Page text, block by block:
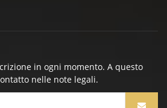
in ogni momento. A questo
nelle note legali.